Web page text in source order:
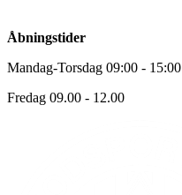
Åbningstider
Mandag-Torsdag 09:00 - 15:00
Fredag 09.00 - 12.00